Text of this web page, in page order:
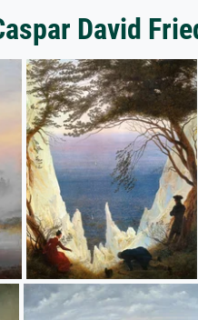
David